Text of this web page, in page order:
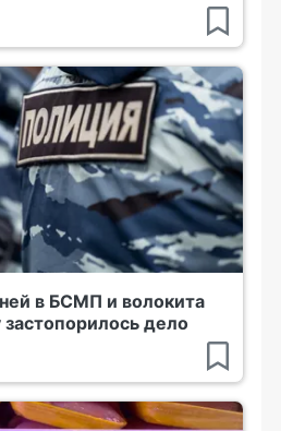
в БСМП и волокита
дело